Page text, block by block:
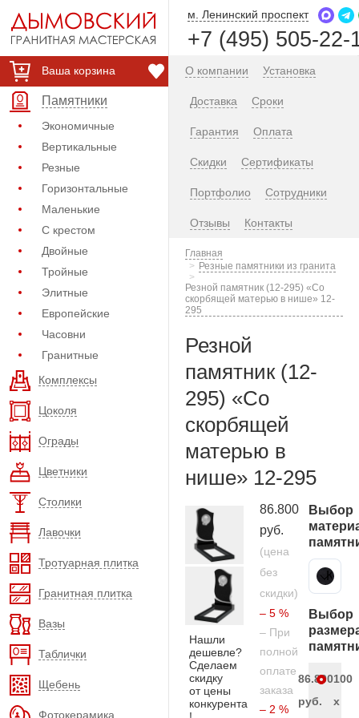
Ваша корзина
Памятники
Экономичные
Вертикальные
Резные
Горизонтальные
Маленькие
С крестом
Двойные
Тройные
Элитные
Европейские
Часовни
Гранитные
Комплексы
Цоколя
Ограды
Цветники
Столики
Лавочки
Тротуарная плитка
Гранитная плитка
Вазы
Таблички
Щебень
Фотокерамика
м. Ленинский проспект
+7 (495) 505-22-
О компании Установка
Доставка Сроки
Гарантия Оплата
Скидки Сертификаты
Портфолио Сотрудники
Отзывы Контакты
Главная
Резные памятники из гранита
Резной памятник (12-295) «Со
скорбящей матерью в нише» 12-
295
Резной
памятник (12-
295) «Со
скорбящей
матерью в
нише» 12-295
Нашли
дешевле?
Сделаем
скидку
от цены
конкурента
86.800
руб.
(цена
без
скидки)
– 5 %
– При
полной
оплате
заказа
– 2 %
Выбор
Карельский гранит
Выбор
86.800
руб.
100
x